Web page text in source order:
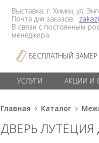
Выставка: г. Химки, ул.
Почта для заказов
В связи с постоянным
менеджера.
БЕСПЛАТНЫЙ ЗАМЕР
УСЛУГИ АКЦИИ И
Главная Каталог
ДВЕРЬ